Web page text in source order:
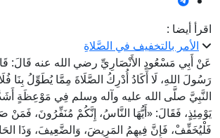
اقرأ أيضا :
الأمر بالتخفيف في الصَّلاةِ
عَنْ أَبِي مَسْعُودٍ الأَنْصَارِيِّ رضي الله عنه قَالَ:
رَسُولَ اللهِ، لَا أَكَادُ أُدْرِكُ الصَّلَاةَ مِمَّا يُطَوِّلُ بِنَا
النَّبِيَّ صلَّى الله عليه وآله وسلم فِي مَوْعِظَةٍ
يَوْمِئِذٍ، فَقَالَ: «أَيُّهَا النَّاسُ، إِنَّكُمْ مُنَفِّرُونَ، فَمَنْ
فَلْيُخَفِّفْ، فَإِنَّ فِيهِمُ المَرِيضَ، وَالضَّعِيفَ، وَذَا